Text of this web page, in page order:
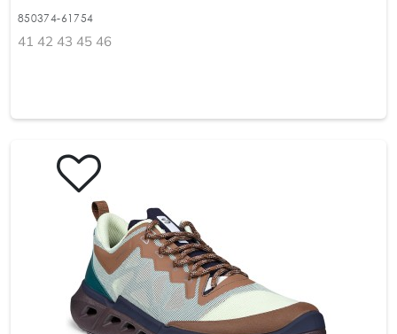
850374-61754
41 42 43 45 46